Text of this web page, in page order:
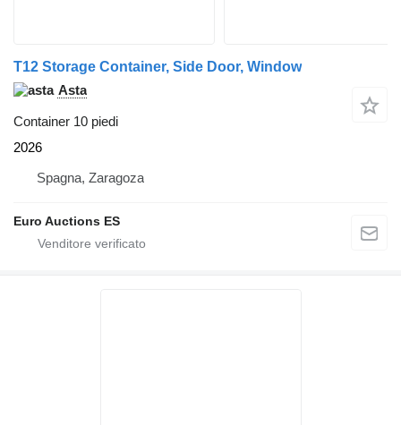
T12 Storage Container, Side Door, Window
Asta
Container 10 piedi
2026
Spagna, Zaragoza
Euro Auctions ES